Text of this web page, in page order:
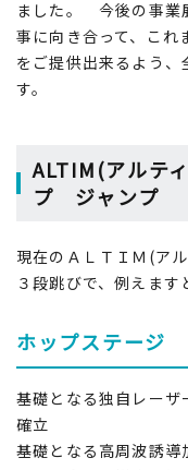
ました。 今後の事業
事に向き合って、これ
をご提供出来るよう、
す。
ALTIM(アルテ
プ ジャンプ
現在のＡＬＴＩＭ(ア
３段跳びで、例えます
ホップステージ
基礎となる独自レーザ
確立
基礎となる高周波誘導